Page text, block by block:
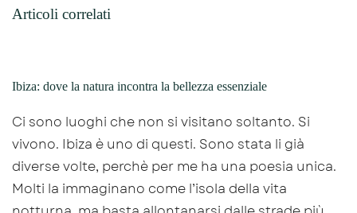
Articoli correlati
Ibiza: dove la natura incontra la bellezza essenziale
Ci sono luoghi che non si visitano soltanto. Si
vivono. Ibiza è uno di questi. Sono stata li già
diverse volte, perchè per me ha una poesia unica.
Molti la immaginano come l’isola della vita